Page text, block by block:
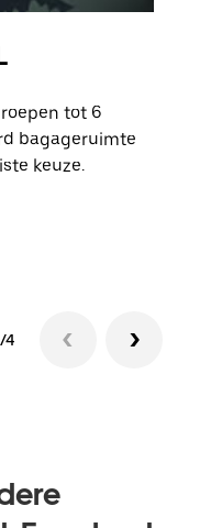
tot 6
bagageruimte
keuze.
4